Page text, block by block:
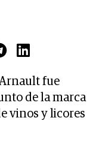
fue
de la marca
vinos y licores